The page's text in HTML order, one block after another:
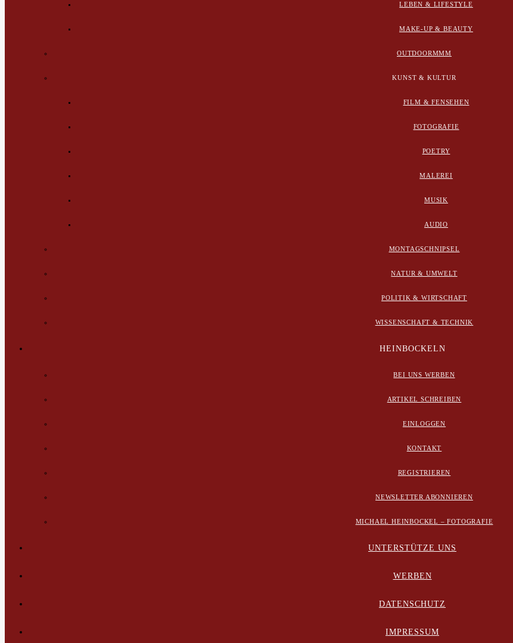
LEBEN & LIFESTYLE
MAKE-UP & BEAUTY
OUTDOORMMM
KUNST & KULTUR
FILM & FENSEHEN
FOTOGRAFIE
POETRY
MALEREI
MUSIK
AUDIO
MONTAGSCHNIPSEL
NATUR & UMWELT
POLITIK & WIRTSCHAFT
WISSENSCHAFT & TECHNIK
HEINBOCKELN
BEI UNS WERBEN
ARTIKEL SCHREIBEN
EINLOGGEN
KONTAKT
REGISTRIEREN
NEWSLETTER ABONNIEREN
MICHAEL HEINBOCKEL – FOTOGRAFIE
UNTERSTÜTZE UNS
WERBEN
DATENSCHUTZ
IMPRESSUM